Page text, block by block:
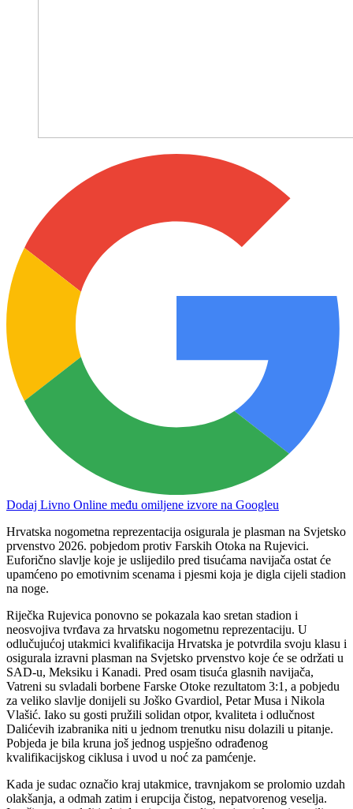
Dodaj Livno Online među omiljene izvore na Googleu
Hrvatska nogometna reprezentacija osigurala je plasman na Svjetsko
prvenstvo 2026. pobjedom protiv Farskih Otoka na Rujevici.
Euforično slavlje koje je uslijedilo pred tisućama navijača ostat će
upamćeno po emotivnim scenama i pjesmi koja je digla cijeli stadion
na noge.
Riječka Rujevica ponovno se pokazala kao sretan stadion i
neosvojiva tvrđava za hrvatsku nogometnu reprezentaciju. U
odlučujućoj utakmici kvalifikacija Hrvatska je potvrdila svoju klasu i
osigurala izravni plasman na Svjetsko prvenstvo koje će se održati u
SAD-u, Meksiku i Kanadi. Pred osam tisuća glasnih navijača,
Vatreni su svladali borbene Farske Otoke rezultatom 3:1, a pobjedu
za veliko slavlje donijeli su Joško Gvardiol, Petar Musa i Nikola
Vlašić. Iako su gosti pružili solidan otpor, kvaliteta i odlučnost
Dalićevih izabranika niti u jednom trenutku nisu dolazili u pitanje.
Pobjeda je bila kruna još jednog uspješno odrađenog
kvalifikacijskog ciklusa i uvod u noć za pamćenje.
Kada je sudac označio kraj utakmice, travnjakom se prolomio uzdah
olakšanja, a odmah zatim i erupcija čistog, nepatvorenog veselja.